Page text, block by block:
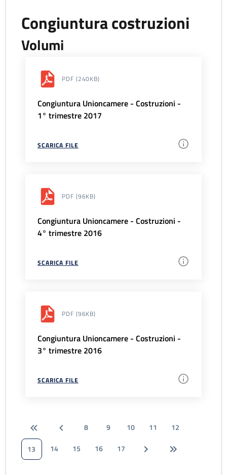
Congiuntura costruzioni
Volumi
PDF (240KB)
Congiuntura Unioncamere - Costruzioni -
1° trimestre 2017
SCARICA FILE
PDF (96KB)
Congiuntura Unioncamere - Costruzioni -
4° trimestre 2016
SCARICA FILE
PDF (96KB)
Congiuntura Unioncamere - Costruzioni -
3° trimestre 2016
SCARICA FILE
8 9 10 11
12
13
14 15 16 17